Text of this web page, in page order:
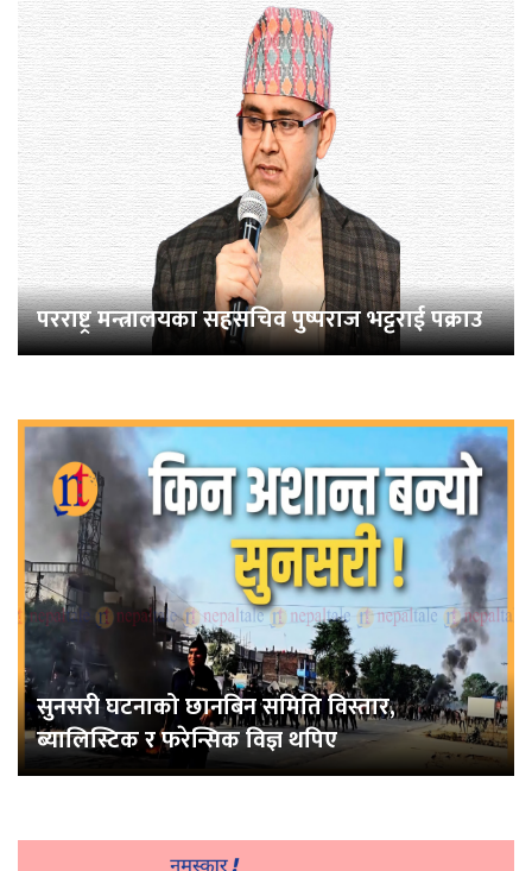
परराष्ट्र मन्त्रालयका सहसचिव पुष्पराज भट्टराई पक्राउ
सुनसरी घटनाको छानबिन समिति विस्तार,
ब्यालिस्टिक र फरेन्सिक विज्ञ थपिए